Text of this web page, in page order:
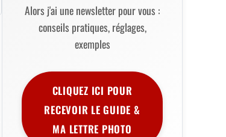
Alors j'ai une newsletter pour vous :
conseils pratiques, réglages,
exemples
CLIQUEZ ICI POUR
RECEVOIR LE GUIDE &
MA LETTRE PHOTO